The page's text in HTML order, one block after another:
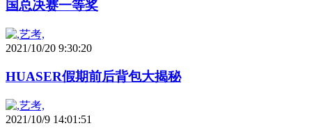
国总决赛一等奖
2021/10/20 9:30:20
HUASER假期前后背包大揭秘
2021/10/9 14:01:51